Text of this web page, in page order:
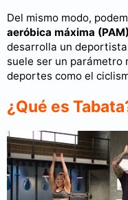
Del mismo modo,
aeróbica máxima (PAM)
desarrolla un deportista
suele ser un parámetro
deportes como el
¿Qué es